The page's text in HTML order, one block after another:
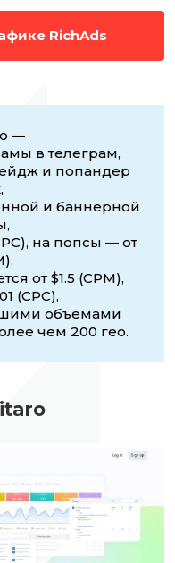
RichAds
—
в телеграм,
и попандер
и баннерной
на попсы — от
от $1.5 (CPM),
(CPC),
объемами
чем 200 гео.